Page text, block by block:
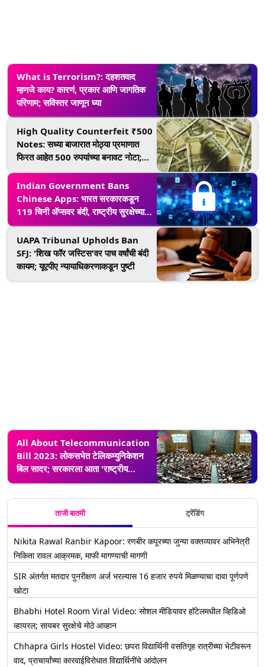
What is Terrorism?: दहशतवाद
म्हणजे काय? कारणं, प्रकार आणि जागतिक
परिणाम; सविस्तर जाणून घ्या
High Quality Counterfeit ₹500
Notes: सध्या बाजारात मोठ्या प्रमाणात
फिरत आहेत 500 रुपयांच्या बनावट नोटा;
केंद्र सरकारने जारी केला इशारा, जाणून घ्या
खऱ्या-खोट्या नोटांची ओळख कशी कराल
Indian Government Bans
Chinese Apps: भारत सरकारकडून
119 चिनी ॲप्सवर बंदी, राष्ट्रीय सुरक्षेच्या
मुद्द्यावरुन कारवाई
UAPA Tribunal Upholds Ban
SFJ: 'शिख फॉर जस्टिस'वर पाच वर्षांची बंदी
कायम; यूएपीए न्यायाधिकरणाकडून पुष्टी
All About Telecommunication
Bill 2023: लोकसभेत टेलिकम्युनिकेशन
बिल सादर; सरकारला आता 'राष्ट्रीय
सुरक्षे'खाली टेलिकम्युनिकेशन सर्व्हिस
ताजी बातमी ट्रेंडिंग
Nikita Rawal Ranbir Kapoor: रणबीर कपूरच्या जुन्या वक्तव्यावर अभिनेत्री
निकिता रावल आक्रमक, माफी मागण्याची मागणी
SIR अंतर्गत मतदार पुनरीक्षण अर्ज भरल्यास 16 हजार रुपये मिळण्याचा दावा पूर्णपणे
खोटा
Bhabhi Hotel Room Viral Video: सोशल मीडियावर हॉटेलमधील व्हिडिओ
व्हायरल; सायबर सुरक्षेचे मोठे आव्हान
Chhapra Girls Hostel Video: छपरा विद्यार्थिनी वसतिगृह रात्रीच्या भेटीवरून
वाद, प्राचार्यांच्या कारवाईविरोधात विद्यार्थिनींचे आंदोलन